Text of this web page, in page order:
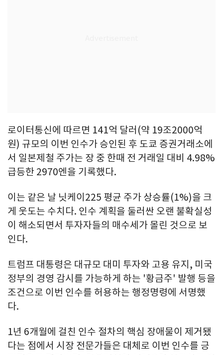
로이터통신에 따르면 141억 달러(약 19조2000억
원) 규모의 이번 인수가 승인된 후 도쿄 증권거래소에
서 일본제철 주가는 장 중 한때 전 거래일 대비 4.98%
급등한 2970엔을 기록했다.
이는 같은 날 닛케이225 평균 주가 상승률(1%)을 크
게 웃도는 수치다. 인수 계획을 둘러싼 오랜 불확실성
이 해소되면서 투자자들의 매수세가 몰린 것으로 보
인다.
트럼프 대통령은 대규모 대미 투자와 고용 유지, 미국
정부의 경영 감시를 가능하게 하는 '황금주' 발행 등을
조건으로 이번 인수를 허용하는 행정명령에 서명했
다.
1년 6개월에 걸친 인수 절차의 핵심 장애물이 제거됐
다는 점에서 시장 전문가들은 대체로 이번 인수를 긍